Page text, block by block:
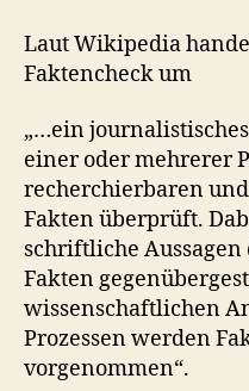
Laut Wikipedia
Faktencheck um
„…ein
einer oder mehrerer
recherchierbaren
Fakten überprüft.
schriftliche
Fakten
wissenschaftlichen
Prozessen werden
vorgenommen“.